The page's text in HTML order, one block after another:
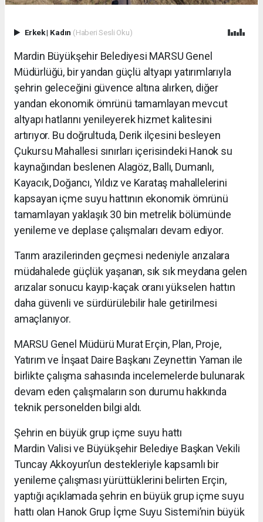
Erkek| Kadın (Haberi Sesli Oku)
Mardin Büyükşehir Belediyesi MARSU Genel
Müdürlüğü, bir yandan güçlü altyapı yatırımlarıyla
şehrin geleceğini güvence altına alırken, diğer
yandan ekonomik ömrünü tamamlayan mevcut
altyapı hatlarını yenileyerek hizmet kalitesini
artırıyor. Bu doğrultuda, Derik ilçesini besleyen
Çukursu Mahallesi sınırları içerisindeki Hanok su
kaynağından beslenen Alagöz, Ballı, Dumanlı,
Kayacık, Doğancı, Yıldız ve Karataş mahallelerini
kapsayan içme suyu hattının ekonomik ömrünü
tamamlayan yaklaşık 30 bin metrelik bölümünde
yenileme ve deplase çalışmaları devam ediyor.
Tarım arazilerinden geçmesi nedeniyle arızalara
müdahalede güçlük yaşanan, sık sık meydana gelen
arızalar sonucu kayıp-kaçak oranı yükselen hattın
daha güvenli ve sürdürülebilir hale getirilmesi
amaçlanıyor.
MARSU Genel Müdürü Murat Erçin, Plan, Proje,
Yatırım ve İnşaat Daire Başkanı Zeynettin Yaman ile
birlikte çalışma sahasında incelemelerde bulunarak
devam eden çalışmaların son durumu hakkında
teknik personelden bilgi aldı.
Şehrin en büyük grup içme suyu hattı
Mardin Valisi ve Büyükşehir Belediye Başkan Vekili
Tuncay Akkoyun’un destekleriyle kapsamlı bir
yenileme çalışması yürüttüklerini belirten Erçin,
yaptığı açıklamada şehrin en büyük grup içme suyu
hattı olan Hanok Grup İçme Suyu Sistemi’nin büyük